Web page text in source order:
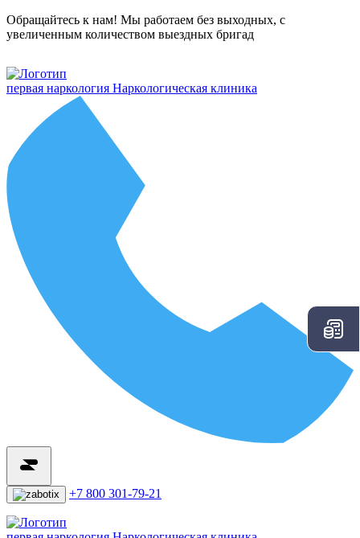
Обращайтесь к нам! Мы работаем без выходных, с
увеличенным количеством выездных бригад
первая наркология Наркологическая клиника
+7 800 301-79-21